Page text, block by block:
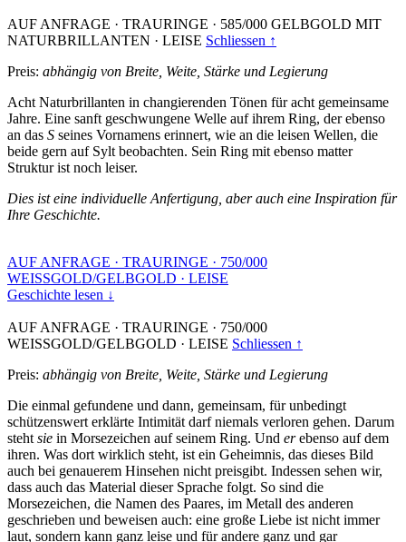
AUF ANFRAGE · TRAURINGE · 585/000 GELBGOLD MIT
NATURBRILLANTEN · LEISE Schliessen ↑
Preis: abhängig von Breite, Weite, Stärke und Legierung
Acht Naturbrillanten in changierenden Tönen für acht gemeinsame
Jahre. Eine sanft geschwungene Welle auf ihrem Ring, der ebenso
an das S seines Vornamens erinnert, wie an die leisen Wellen, die
beide gern auf Sylt beobachten. Sein Ring mit ebenso matter
Struktur ist noch leiser.
Dies ist eine individuelle Anfertigung, aber auch eine Inspiration für
Ihre Geschichte.
AUF ANFRAGE · TRAURINGE · 750/000
WEISSGOLD/GELBGOLD · LEISE
Geschichte lesen ↓
AUF ANFRAGE · TRAURINGE · 750/000
WEISSGOLD/GELBGOLD · LEISE Schliessen ↑
Preis: abhängig von Breite, Weite, Stärke und Legierung
Die einmal gefundene und dann, gemeinsam, für unbedingt
schützenswert erklärte Intimität darf niemals verloren gehen. Darum
steht sie in Morsezeichen auf seinem Ring. Und erebenso auf dem
ihren. Was dort wirklich steht, ist ein Geheimnis, das dieses Bild
auch bei genauerem Hinsehen nicht preisgibt. Indessen sehen wir,
dass auch das Material dieser Sprache folgt. So sind die
Morsezeichen, die Namen des Paares, im Metall des anderen
geschrieben und beweisen auch: eine große Liebe ist nicht immer
laut, sondern kann ganz leise und für andere ganz und gar